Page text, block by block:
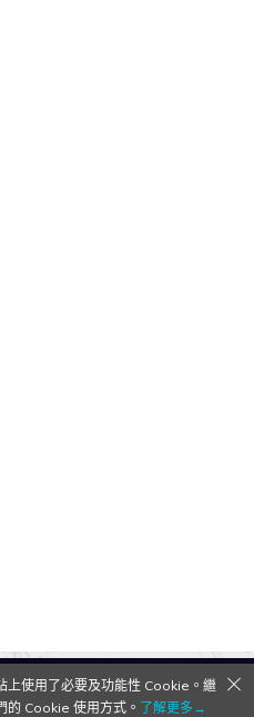
© 2026
上使用了必要及功能性 Cookie。繼
的 Cookie 使用方式。 了解更多→